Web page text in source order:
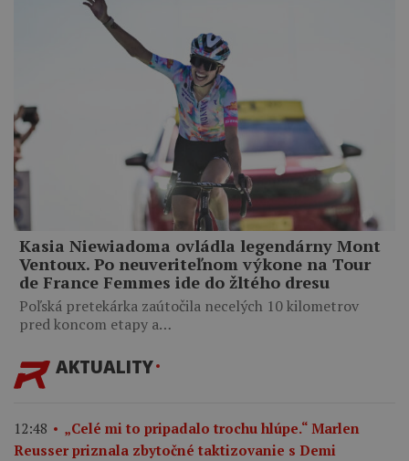
Kasia Niewiadoma ovládla legendárny Mont
Ventoux. Po neuveriteľnom výkone na Tour
de France Femmes ide do žltého dresu
Poľská pretekárka zaútočila necelých 10 kilometrov
pred koncom etapy a…
AKTUALITY
12:48
„Celé mi to pripadalo trochu hlúpe.“ Marlen
Reusser priznala zbytočné taktizovanie s Demi